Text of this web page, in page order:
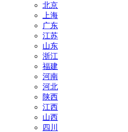
北京
上海
广东
江苏
山东
浙江
福建
河南
河北
陕西
江西
山西
四川